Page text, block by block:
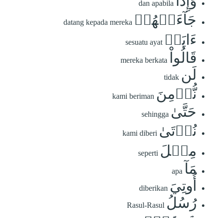
dan apabila
جَآءَتۡهُمۡ datang kepada mereka
ءَايَةٞ sesuatu ayat
قَالُواْ mereka berkata
لَن tidak
نُّؤۡمِنَ kami beriman
حَتَّىٰ sehingga
نُؤۡتَىٰ kami diberi
مِثۡلَ seperti
مَآ apa
أُوتِيَ diberikan
رُسُلُ Rasul-Rasul